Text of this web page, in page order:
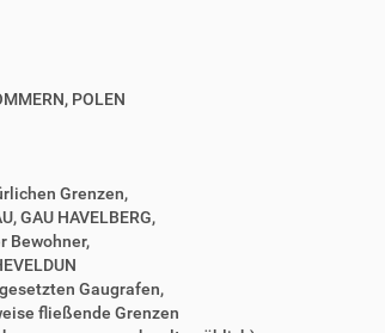
POLEN
Grenzen,
GAU HAVELBERG,
Bewohner,
Gaugrafen,
fließende Grenzen